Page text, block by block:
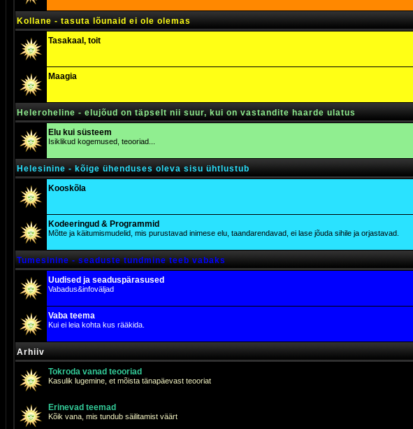
Kollane - tasuta lõunaid ei ole olemas
Tasakaal, toit
Maagia
Heleroheline - elujõud on täpselt nii suur, kui on vastandite haarde ulatus
Elu kui süsteem
Isiklikud kogemused, teooriad...
Helesinine - kõige ühenduses oleva sisu ühtlustub
Kooskõla
Kodeeringud & Programmid
Mõtte ja käitumismudelid, mis purustavad inimese elu, taandarendavad, ei lase jõuda sihile ja orjastavad.
Tumesinine - seaduste tundmine teeb vabaks
Uudised ja seaduspärasused
Vabadus&infoväljad
Vaba teema
Kui ei leia kohta kus rääkida.
Arhiiv
Tokroda vanad teooriad
Kasulik lugemine, et mõista tänapäevast teooriat
Erinevad teemad
Kõik vana, mis tundub säilitamist väärt